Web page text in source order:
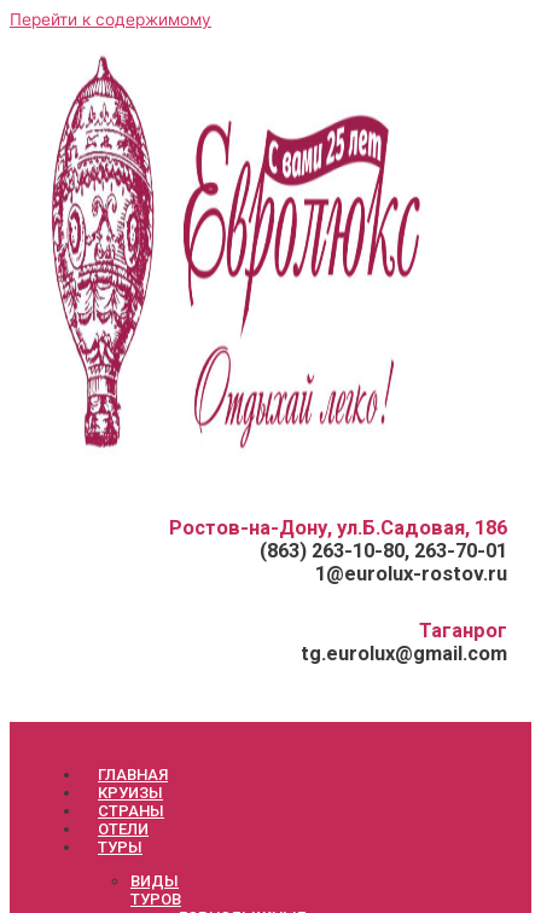
Перейти к содержимому
Ростов-на-Дону, ул.Б.Садовая, 186
(863) 263-10-80, 263-70-01
1@eurolux-rostov.ru
Таганрог
tg.eurolux@gmail.com
ГЛАВНАЯ
КРУИЗЫ
СТРАНЫ
ОТЕЛИ
ТУРЫ
ВИДЫ
ТУРОВ